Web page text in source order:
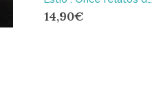
14,90€